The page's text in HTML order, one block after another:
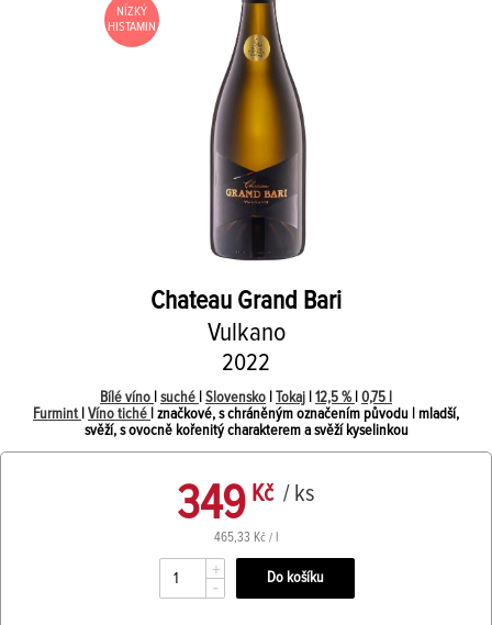
NÍZKÝ
HISTAMIN
Chateau Grand Bari
Vulkano
2022
Bílé víno suché Slovensko Tokaj 12,5 % 0,75 l
Furmint
Víno tiché
| značkové, s chráněným označením původu | mladší,
svěží, s ovocně kořenitý charakterem a svěží kyselinkou
349 Kč / ks
465,33 Kč / l
+
-